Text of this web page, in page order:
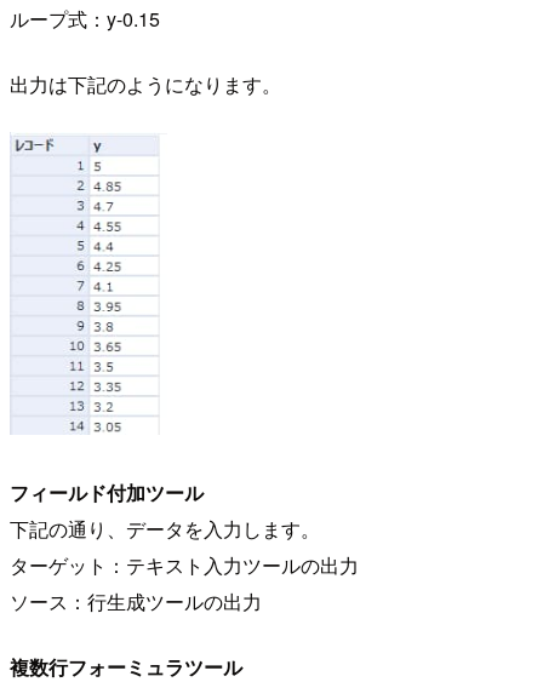
ループ式：y-0.15
出力は下記のようになります。
フィールド付加ツール
下記の通り、データを入力します。
ターゲット：テキスト入力ツールの出力
ソース：行生成ツールの出力
複数行フォーミュラツール